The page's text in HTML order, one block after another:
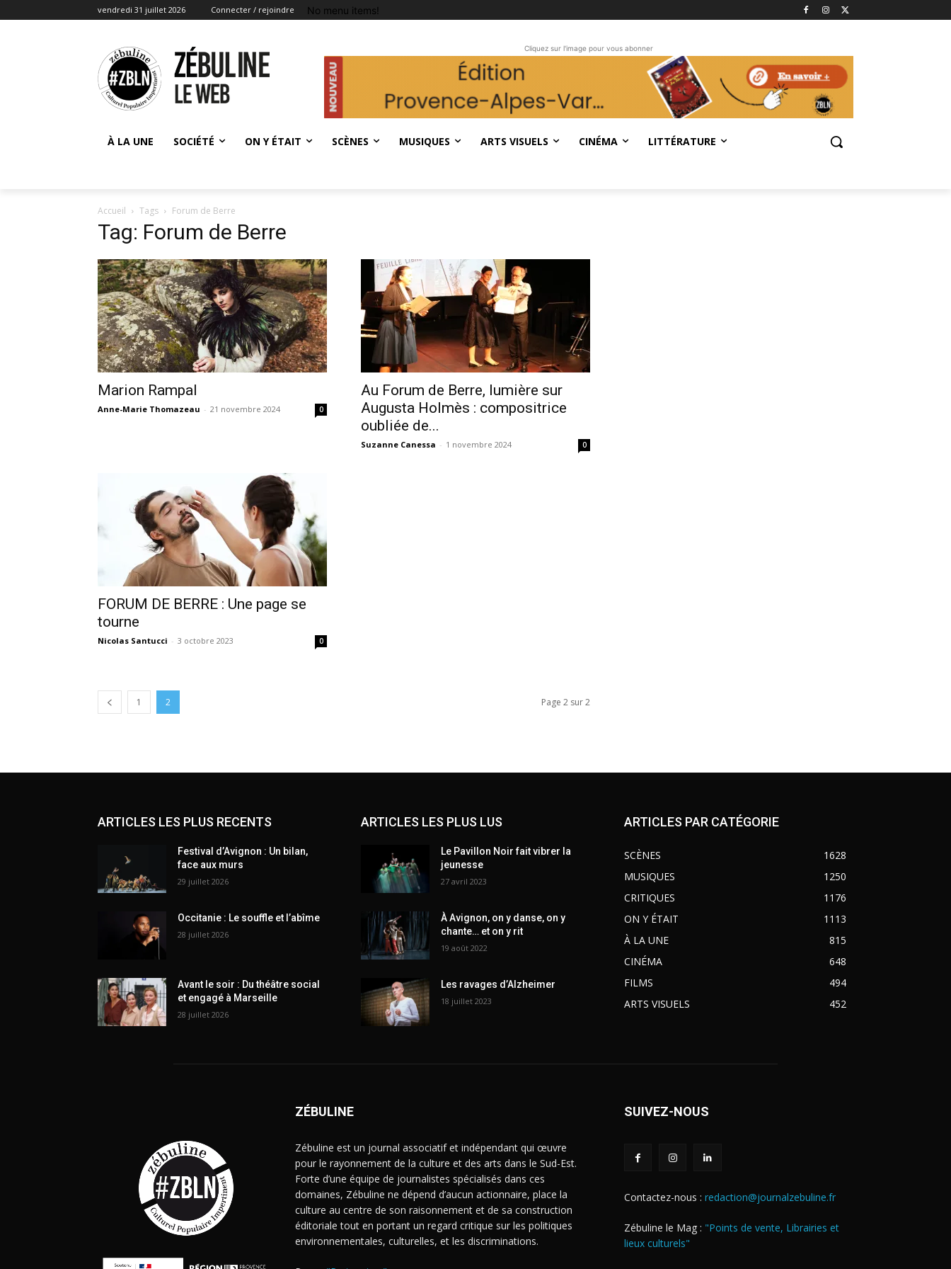
vendredi 31 juillet 2026 Connecter / rejoindre No menu items!
Cliquez sur l'image pour vous abonner
À LA UNE SOCIÉTÉ ON Y ÉTAIT SCÈNES MUSIQUES ARTS VISUELS CINÉMA LITTÉRATURE
Accueil Tags Forum de Berre
Tag: Forum de Berre
Marion Rampal
Anne-Marie Thomazeau - 21 novembre 2024 0
Au Forum de Berre, lumière sur
Augusta Holmès : compositrice
oubliée de...
Suzanne Canessa - 1 novembre 2024 0
FORUM DE BERRE : Une page se
tourne
Nicolas Santucci - 3 octobre 2023 0
1 2 Page 2 sur 2
ARTICLES LES PLUS RECENTS
Festival d’Avignon : Un bilan,
face aux murs
29 juillet 2026
Occitanie : Le souffle et l’abîme
28 juillet 2026
Avant le soir : Du théâtre social
et engagé à Marseille
28 juillet 2026
ARTICLES LES PLUS LUS
Le Pavillon Noir fait vibrer la
jeunesse
27 avril 2023
À Avignon, on y danse, on y
chante… et on y rit
19 août 2022
Les ravages d’Alzheimer
18 juillet 2023
ARTICLES PAR CATÉGORIE
SCÈNES
1628
MUSIQUES
1250
CRITIQUES
1176
ON Y ÉTAIT
1113
À LA UNE
815
CINÉMA
648
FILMS
494
ARTS VISUELS
452
ZÉBULINE
Zébuline est un journal associatif et indépendant qui œuvre
pour le rayonnement de la culture et des arts dans le Sud-Est.
Forte d’une équipe de journalistes spécialisés dans ces
domaines, Zébuline ne dépend d’aucun actionnaire, place la
culture au centre de son raisonnement et de sa construction
éditoriale tout en portant un regard critique sur les politiques
environnementales, culturelles, et les discriminations.
SUIVEZ-NOUS
Contactez-nous : redaction@journalzebuline.fr
Zébuline le Mag : "Points de vente, Librairies et
lieux culturels"